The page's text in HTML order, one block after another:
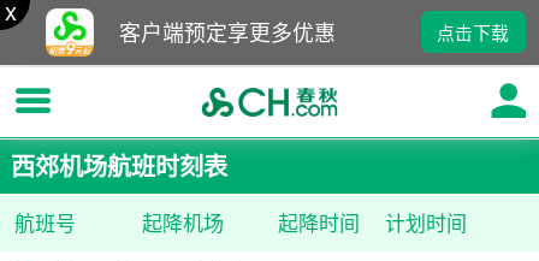
点击下载
客户端预定享更多优惠
x
西郊机场航班时刻表
航班号 起降机场 起降时间 计划时间